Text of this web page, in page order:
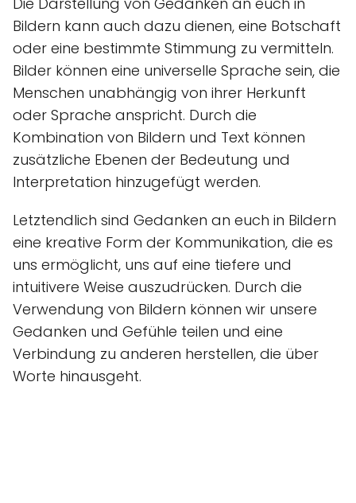
Bildern kann auch dazu dienen, eine Botschaft
oder eine bestimmte Stimmung zu vermitteln.
Bilder können eine universelle Sprache sein, die
Menschen unabhängig von ihrer Herkunft
oder Sprache anspricht. Durch die
Kombination von Bildern und Text können
zusätzliche Ebenen der Bedeutung und
Interpretation hinzugefügt werden.
Letztendlich sind Gedanken an euch in Bildern
eine kreative Form der Kommunikation, die es
uns ermöglicht, uns auf eine tiefere und
intuitivere Weise auszudrücken. Durch die
Verwendung von Bildern können wir unsere
Gedanken und Gefühle teilen und eine
Verbindung zu anderen herstellen, die über
Worte hinausgeht.